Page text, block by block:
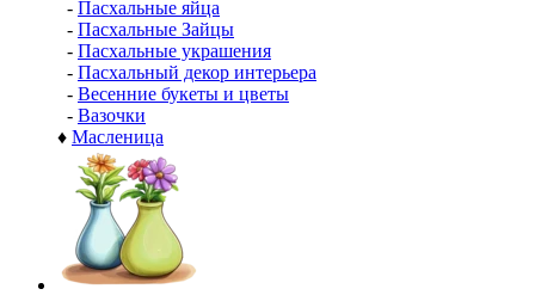
- Пасхальные яйца
- Пасхальные Зайцы
- Пасхальные украшения
- Пасхальный декор интерьера
- Весенние букеты и цветы
- Вазочки
♦ Масленица